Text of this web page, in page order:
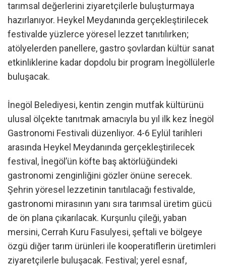
tarımsal değerlerini ziyaretçilerle buluşturmaya
hazırlanıyor. Heykel Meydanında gerçekleştirilecek
festivalde yüzlerce yöresel lezzet tanıtılırken;
atölyelerden panellere, gastro şovlardan kültür sanat
etkinliklerine kadar dopdolu bir program İnegöllülerle
buluşacak.
İnegöl Belediyesi, kentin zengin mutfak kültürünü
ulusal ölçekte tanıtmak amacıyla bu yıl ilk kez İnegöl
Gastronomi Festivali düzenliyor. 4-6 Eylül tarihleri
arasında Heykel Meydanında gerçekleştirilecek
festival, İnegöl’ün köfte baş aktörlüğündeki
gastronomi zenginliğini gözler önüne serecek.
Şehrin yöresel lezzetinin tanıtılacağı festivalde,
gastronomi mirasının yanı sıra tarımsal üretim gücü
de ön plana çıkarılacak. Kurşunlu çileği, yaban
mersini, Cerrah Kuru Fasulyesi, şeftali ve bölgeye
özgü diğer tarım ürünleri ile kooperatiflerin üretimleri
ziyaretçilerle buluşacak. Festival; yerel esnaf,